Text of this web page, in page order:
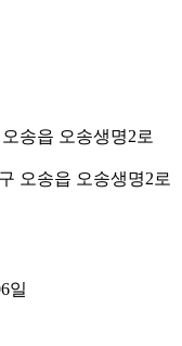
송읍 오송생명2로
오송읍 오송생명2로
일